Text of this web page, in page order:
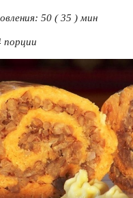
50 ( 35 ) мин
порции